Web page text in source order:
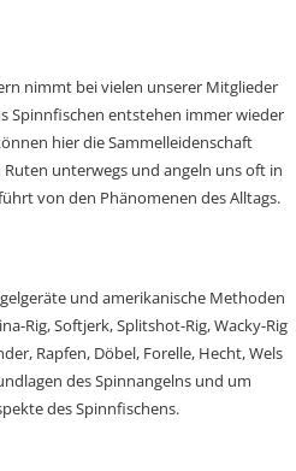
nimmt bei vielen unserer Mitglieder
Spinnfischen entstehen immer wieder
hier die Sammelleidenschaft
unterwegs und angeln uns oft in
von den Phänomenen des Alltags.
und amerikanische Methoden
Rig, Softjerk, Splitshot-Rig, Wacky-Rig
Rapfen, Döbel, Forelle, Hecht, Wels
des Spinnangelns und um
des Spinnfischens.